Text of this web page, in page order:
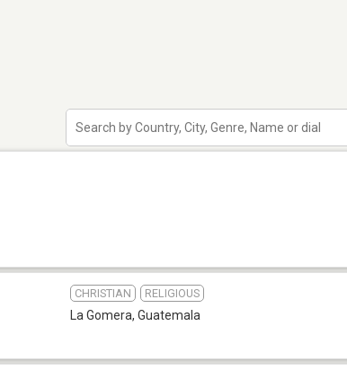
CHRISTIAN RELIGIOUS
La Gomera, Guatemala